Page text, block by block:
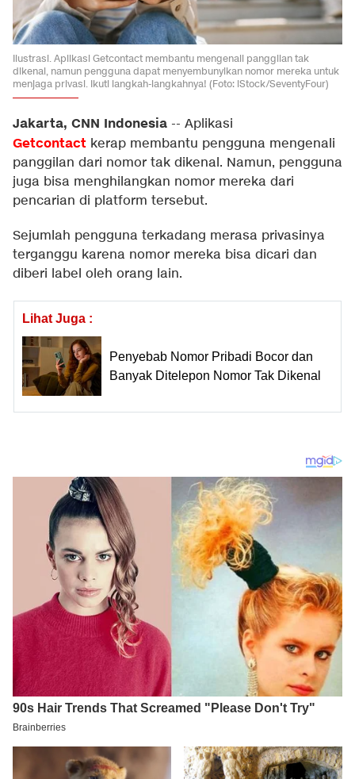
Ilustrasi. Aplikasi Getcontact membantu mengenali panggilan tak
dikenal, namun pengguna dapat menyembunyikan nomor mereka untuk
menjaga privasi. Ikuti langkah-langkahnya! (Foto: iStock/SeventyFour)
Jakarta, CNN Indonesia -- Aplikasi
Getcontact kerap membantu pengguna mengenali
panggilan dari nomor tak dikenal. Namun, pengguna
juga bisa menghilangkan nomor mereka dari
pencarian di platform tersebut.
Sejumlah pengguna terkadang merasa privasinya
terganggu karena nomor mereka bisa dicari dan
diberi label oleh orang lain.
Lihat Juga :
Penyebab Nomor Pribadi Bocor dan
Banyak Ditelepon Nomor Tak Dikenal